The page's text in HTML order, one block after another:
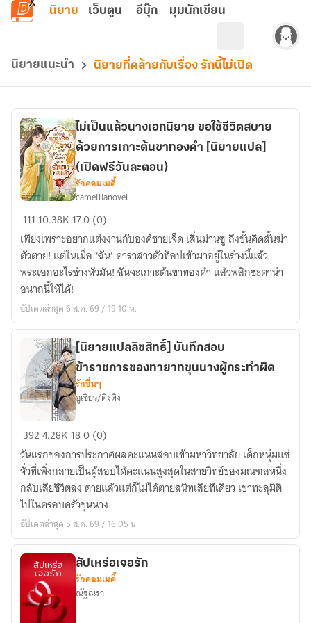
ข้ามไปยังเนื้อหาหลัก
นิยาย เว็บตูน อีบุ๊ก มุมนักเขียน
นิยายแนะนำ นิยายที่คล้ายกับเรื่อง รักนี้ไม่เปิด
เป็น
แล้ว
นางเอก
นิยาย
ขอ
ใช้
ชีวิต
สบาย
ด้วย
การ
เกาะ
ทองคำ
[นิยาย
แปล]
(เปิด
ฟรี
วัน
ละ
ตอน)
ไม่เป็นแล้วนางเอกนิยาย ขอใช้ชีวิตสบาย
ด้วยการเกาะต้นขาทองคำ [นิยายแปล]
(เปิดฟรีวันละตอน)
รักคอมเมดี้
camellianovel
111 10.38K 170 (0)
เพียงเพราะอยากแต่งงานกับองค์ชายเจ็ด เสิ่นม่านซู ถึงขั้นคิดสั้นฆ่า
ตัวตาย! แต่ในเมื่อ ‘ฉัน’ ดาราสาวตัวท็อปเข้ามาอยู่ในร่างนี้แล้ว
พระเอกอะไรช่างหัวมัน! ฉันจะเกาะต้นขาทองคำ แล้วพลิกชะตาน่า
อนาถนี้ให้ได้!
อัปเดตล่าสุด 6 ส.ค. 69 / 19:10 น.
[นิยาย
แปล
ลิขสิทธิ์]
บันทึก
สอบ
ข้าราชการ
ของ
ทายาท
ขุนนาง
กระทำ
[นิยายแปลลิขสิทธิ์] บันทึกสอบ
ข้าราชการของทายาทขุนนางผู้กระทำผิด
รักอื่นๆ
อูเชี่ยว/ติงติง
3924.28K 180 (0)
วันแรกของการประกาศผลคะแนนสอบเข้ามหาวิทยาลัย เด็กหนุ่มแซ่
จั๋วที่เพิ่งกลายเป็นผู้สอบได้คะแนนสูงสุดในสายวิทย์ของมณฑลหนึ่ง
กลับเสียชีวิตลง ตายแล้วแต่ก็ไม่ได้ตายสนิทเสียทีเดียว เขาทะลุมิติ
ไปในครอบครัวขุนนาง
อัปเดตล่าสุด 5 ส.ค. 69 / 16:05 น.
สัปเหร่อเจอรัก
รักคอมเมดี้
ณัฐณรา